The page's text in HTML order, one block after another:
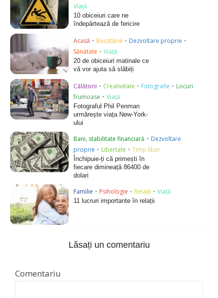
Viață
10 obiceiuri care ne
îndepărtează de fericire
Acasă • Bucătărie • Dezvoltare proprie •
Sănătate • Viață
20 de obiceiuri matinale ce
vă vor ajuta să slăbiți
Călătorii • Creativitate • Fotografie • Locuri
frumoase • Viață
Fotograful Phil Penman
urmărește viața New-York-
ului
Bani, stabilitate financiară • Dezvoltare
proprie • Libertate • Timp liber
Închipuie-ți că primești în
fiecare dimineață 86400 de
dolari
Familie • Psihologie • Relații • Viață
11 lucruri importante în relații
Lăsați un comentariu
Comentariu